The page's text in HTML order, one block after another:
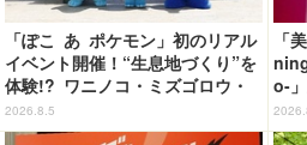
「ぽこ あ ポケモン」初のリアル
イベント開催！“生息地づくり”を
体験!? ワニノコ・ミズゴロウ・
アシマリもワクワク☆ 「ブクブ
クうみぞこの街」in横浜赤レンガ
2026.8.5
「
o-
も
2期